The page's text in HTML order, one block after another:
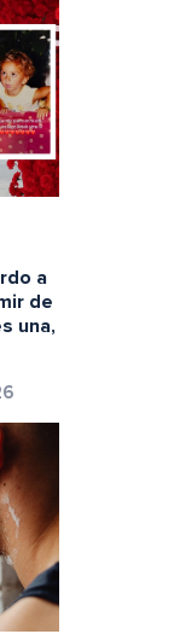
a
de
una,